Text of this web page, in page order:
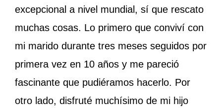
excepcional a nivel mundial, sí que rescato
muchas cosas. Lo primero que conviví con
mi marido durante tres meses seguidos por
primera vez en 10 años y me pareció
fascinante que pudiéramos hacerlo. Por
otro lado, disfruté muchísimo de mi hijo